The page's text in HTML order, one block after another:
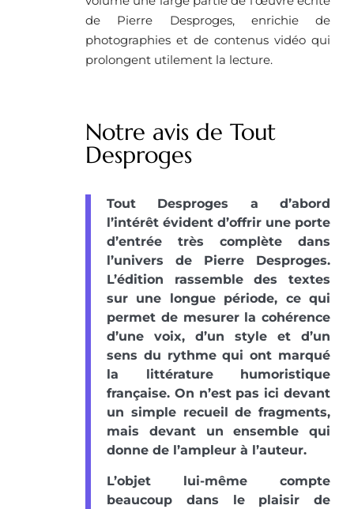
de Pierre Desproges, enrichie de
photographies et de contenus vidéo qui
prolongent utilement la lecture.
Notre avis de Tout
Desproges
Tout Desproges a d’abord
l’intérêt évident d’offrir une porte
d’entrée très complète dans
l’univers de Pierre Desproges.
L’édition rassemble des textes
sur une longue période, ce qui
permet de mesurer la cohérence
d’une voix, d’un style et d’un
sens du rythme qui ont marqué
la littérature humoristique
française. On n’est pas ici devant
un simple recueil de fragments,
mais devant un ensemble qui
donne de l’ampleur à l’auteur.
L’objet lui-même compte
beaucoup dans le plaisir de